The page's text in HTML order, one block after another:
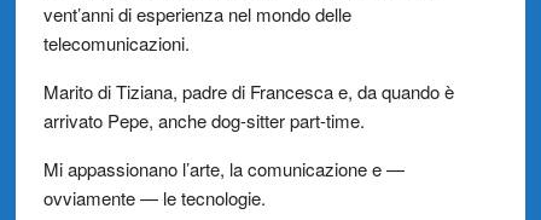
vent’anni di esperienza nel mondo delle
telecomunicazioni.
Marito di Tiziana, padre di Francesca e, da quando è
arrivato Pepe, anche dog-sitter part-time.
Mi appassionano l’arte, la comunicazione e —
ovviamente — le tecnologie.